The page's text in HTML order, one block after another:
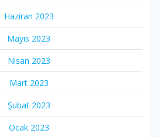
Haziran 2023
Mayıs 2023
Nisan 2023
Mart 2023
Şubat 2023
Ocak 2023